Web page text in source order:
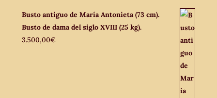
Busto antiguo de María Antonieta (73 cm).
Busto de dama del siglo XVIII (25 kg).
3.500,00€